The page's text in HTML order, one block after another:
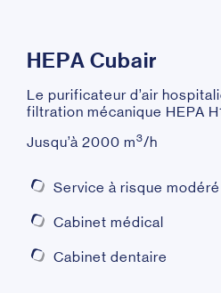
HEPA Cubair
Le purificateur d’air
filtration mécanique HEPA
Jusqu’à 2000 m3/h
Service à risque
Cabinet médical
Cabinet dentaire